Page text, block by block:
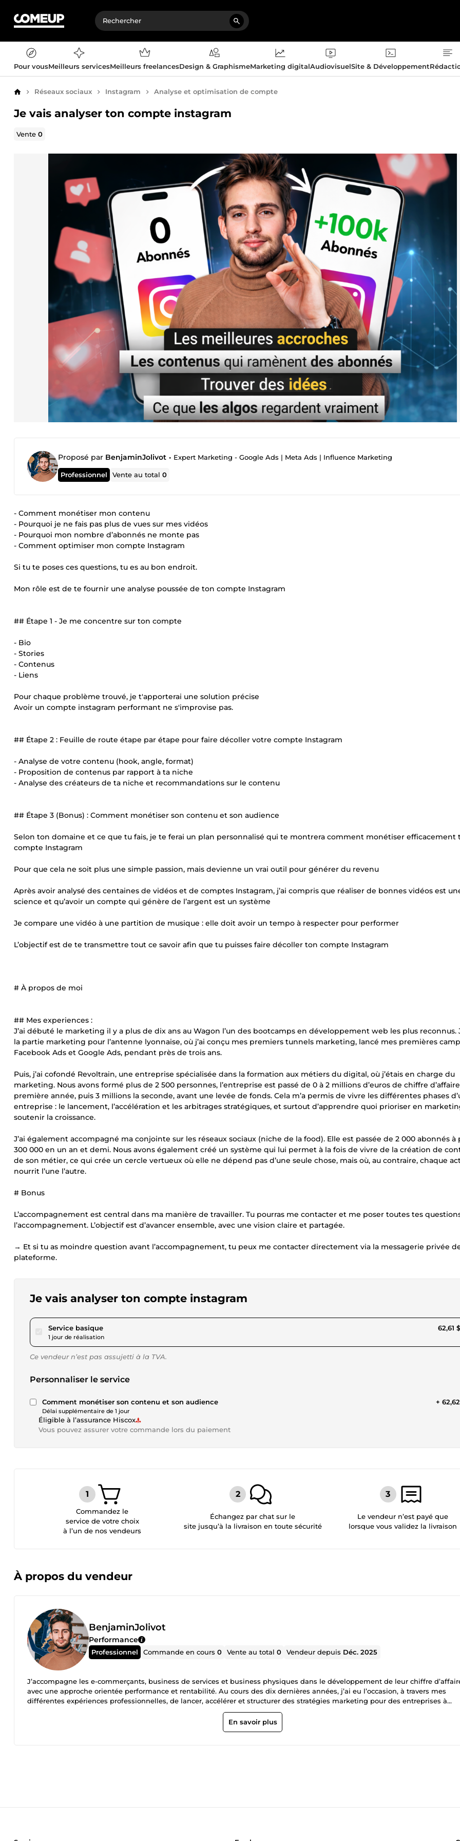
Pour vousMeilleurs servicesMeilleurs freelancesDesign & GraphismeMarketing digitalAudiovisuelSite & Développement
AccueilRéseaux sociaux Instagram Analyse et optimisation de compte
Je vais analyser ton compte instagram
Vente0
Proposé par BenjaminJolivot • Expert Marketing - Google Ads | Meta Ads | Influence Marketing
Professionnel Vente au total0
- Comment monétiser mon contenu
- Pourquoi je ne fais pas plus de vues sur mes vidéos
- Pourquoi mon nombre d’abonnés ne monte pas
- Comment optimiser mon compte Instagram
Si tu te poses ces questions, tu es au bon endroit.
Mon rôle est de te fournir une analyse poussée de ton compte Instagram
## Étape 1 - Je me concentre sur ton compte
- Bio
- Stories
- Contenus
- Liens
Pour chaque problème trouvé, je t'apporterai une solution précise
Avoir un compte instagram performant ne s'improvise pas.
## Étape 2 : Feuille de route étape par étape pour faire décoller votre compte Instagram
- Analyse de votre contenu (hook, angle, format)
- Proposition de contenus par rapport à ta niche
- Analyse des créateurs de ta niche et recommandations sur le contenu
## Étape 3 (Bonus) : Comment monétiser son contenu et son audience
Selon ton domaine et ce que tu fais, je te ferai un plan personnalisé qui te montrera comment monétiser efficacement
compte Instagram
Pour que cela ne soit plus une simple passion, mais devienne un vrai outil pour générer du revenu
Après avoir analysé des centaines de vidéos et de comptes Instagram, j’ai compris que réaliser de bonnes vidéos est
science et qu’avoir un compte qui génère de l’argent est un système
Je compare une vidéo à une partition de musique : elle doit avoir un tempo à respecter pour performer
L’objectif est de te transmettre tout ce savoir afin que tu puisses faire décoller ton compte Instagram
# À propos de moi
## Mes experiences :
J’ai débuté le marketing il y a plus de dix ans au Wagon l’un des bootcamps en développement web les plus reconnus.
la partie marketing pour l’antenne lyonnaise, où j’ai conçu mes premiers tunnels marketing, lancé mes premières
Facebook Ads et Google Ads, pendant près de trois ans.
Puis, j’ai cofondé Revoltrain, une entreprise spécialisée dans la formation aux métiers du digital, où j’étais en charge du
marketing. Nous avons formé plus de 2 500 personnes, l’entreprise est passé de 0 à 2 millions d’euros de chiffre
première année, puis 3 millions la seconde, avant une levée de fonds. Cela m’a permis de vivre les différentes phases
entreprise : le lancement, l’accélération et les arbitrages stratégiques, et surtout d’apprendre quoi prioriser en
soutenir la croissance.
J’ai également accompagné ma conjointe sur les réseaux sociaux (niche de la food). Elle est passée de 2 000 abonnés à
300 000 en un an et demi. Nous avons également créé un système qui lui permet à la fois de vivre de la création de
de son métier, ce qui crée un cercle vertueux où elle ne dépend pas d’une seule chose, mais où, au contraire, chaque
nourrit l’une l’autre.
# Bonus
L’accompagnement est central dans ma manière de travailler. Tu pourras me contacter et me poser toutes tes
l’accompagnement. L’objectif est d’avancer ensemble, avec une vision claire et partagée.
→ Et si tu as moindre question avant l’accompagnement, tu peux me contacter directement via la messagerie privée
plateforme.
Je vais analyser ton compte instagram
Service basiquepour 57,71 $US
1 jour de réalisation
62,61
Ce vendeur n’est pas assujetti à la TVA.
Personnaliser le service
Comment monétiser son contenu et son audience
Délai supplémentaire de 1 jour
+
Éligible à l’assurance Hiscox
Vous pouvez assurer votre commande lors du paiement
Commandez le
service de votre choix
à l’un de nos vendeurs
Échangez par chat sur le
site jusqu’à la livraison en toute sécurité
Le vendeur n’est payé que
lorsque vous validez la livraison
À propos du vendeur
BenjaminJolivot
Performance
Professionnel Commande en cours0 Vente au total0 Vendeur depuis Déc. 2025
J’accompagne les e-commerçants, business de services et business physiques dans le développement de leur chiffre
avec une approche orientée performance et rentabilité. Au cours des dix dernières années, j’ai eu l’occasion, à travers mes
différentes expériences professionnelles, de lancer, accélérer et structurer des stratégies marketing pour des entreprises à
différents stades de maturité, du démarrage à la phase d’accélération. Aujourd’hui, mon objectif est d’aider les dirigeant.e.s à
prendre de meilleures décisions marketing et à transformer l’acquisition en un levier clair, rentable et pilotable. N’hésitez pas
me contacter pour échanger sur votre projet ou vos objectifs.
En savoir plus